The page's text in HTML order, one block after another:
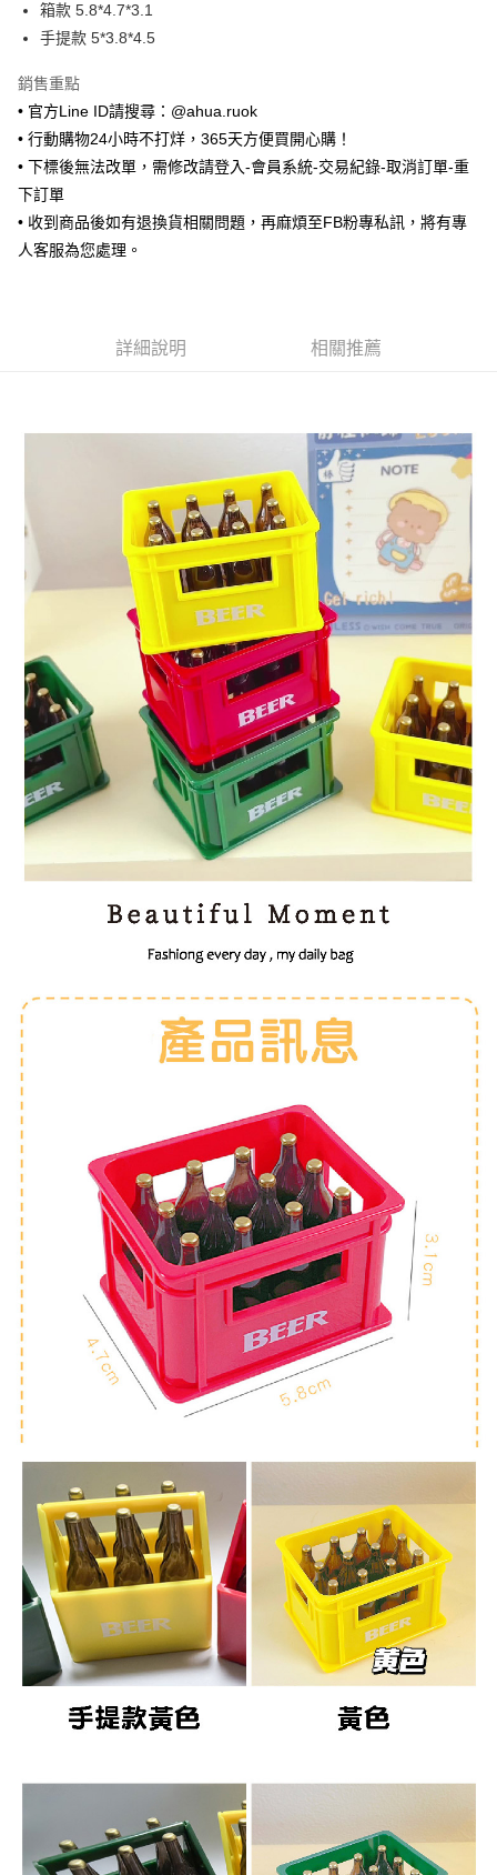
街口支付
ATM付款
全家取貨付款
每筆NT$65，滿NT$688(含以上)免運費
付款後全家取貨
每筆NT$65，滿NT$688(含以上)免運費
每筆NT$80，滿NT$1,000(含以上)免運費
每筆NT$125，滿NT$1,500(含以上)免運費
查看運費
香港澳門地區 查看運費
箱款 5.8*4.7*3.1
手提款 5*3.8*4.5
銷售重點
• 官方Line ID請搜尋：@ahua.ruok
• 行動購物24小時不打烊，365天方便買開心購！
• 下標後無法改單，需修改請登入-會員系統-交易紀錄-取消訂單-重
下訂單
• 收到商品後如有退換貨相關問題，再麻煩至FB粉專私訊，將有專
人客服為您處理。
詳細說明 相關推薦